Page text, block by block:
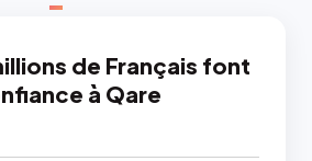
de Français font
à Qare